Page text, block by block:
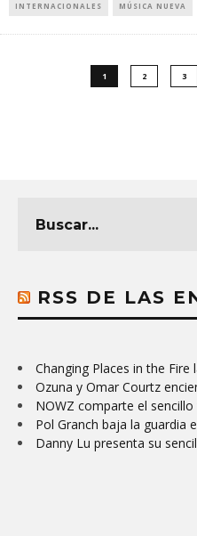
INTERNACIONALES MÚSICA NUEVA
1 2 3
RSS DE LAS
Changing Places in the Fire
Ozuna y Omar Courtz
NOWZ comparte el sencillo
Pol Granch baja la guardia
Danny Lu presenta su